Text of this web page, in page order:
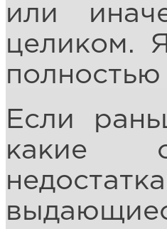
или
целиком.
полностью
Если
какие